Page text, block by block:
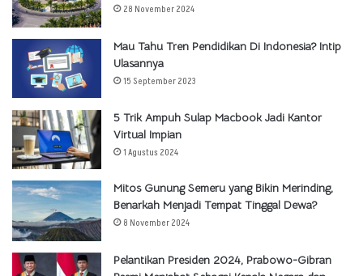
28 November 2024
Mau Tahu Tren Pendidikan Di Indonesia? Intip
Ulasannya
15 September 2023
5 Trik Ampuh Sulap Macbook Jadi Kantor
Virtual Impian
1 Agustus 2024
Mitos Gunung Semeru yang Bikin Merinding,
Benarkah Menjadi Tempat Tinggal Dewa?
8 November 2024
Pelantikan Presiden 2024, Prabowo-Gibran